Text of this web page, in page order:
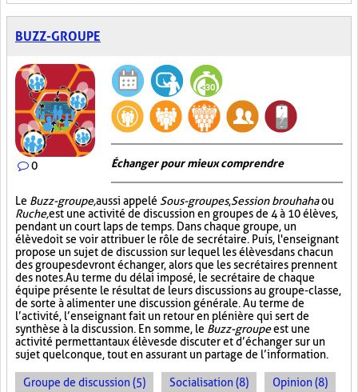
BUZZ-GROUPE
0 Échanger pour mieux comprendre
Le Buzz-groupe,aussi appelé Sous-groupes,Session brouhahaou
Ruche,est une activité de discussion en groupes de 4 à 10 élèves,
pendant un court laps de temps. Dans chaque groupe, un
élève doit se voir attribuer le rôle de secrétaire. Puis, l'enseignant
propose un sujet de discussion sur lequel les élèves dans chacun
des groupes devront échanger, alors que les secrétaires prennent
des notes. Au terme du délai imposé, le secrétaire de chaque
équipe présente le résultat de leurs discussions au groupe-classe,
de sorte à alimenter une discussion générale. Au terme de
l’activité, l’enseignant fait un retour en plénière qui sert de
synthèse à la discussion. En somme, le Buzz-groupeest une
activité permettant aux élèves de discuter et d’échanger sur un
sujet quelconque, tout en assurant un partage de l’information.
Groupe de discussion (5) Socialisation (8) Opinion (8)